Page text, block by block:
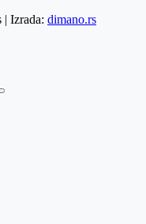
| Izrada: dimano.rs